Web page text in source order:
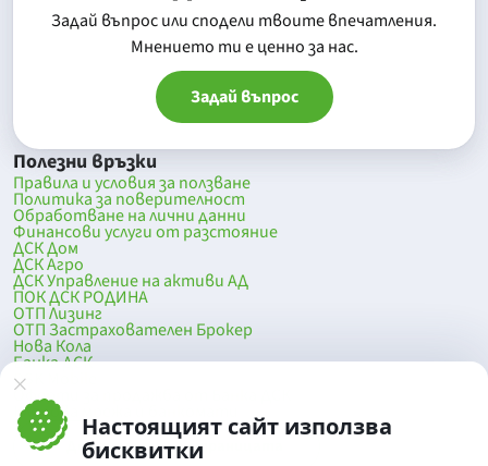
Настоящият сайт използва
бисквитки
Задай въпрос или сподели твоите впечатления.
Mнението ти е ценно за нас.
Задай въпрос
Полезни връзки
Правила и условия за ползване
Политика за поверителност
Обработване на лични данни
Финансови услуги от разстояние
ДСК Дом
ДСК Агро
ДСК Управление на активи АД
ПОК ДСК РОДИНА
ОТП Лизинг
ОТП Застрахователен Брокер
Нова Кола
Банка ДСК
DSK Mobile
Оферти за продажба от Банка ДСК
Клонова мрежа и банкомати
До началото на страницата